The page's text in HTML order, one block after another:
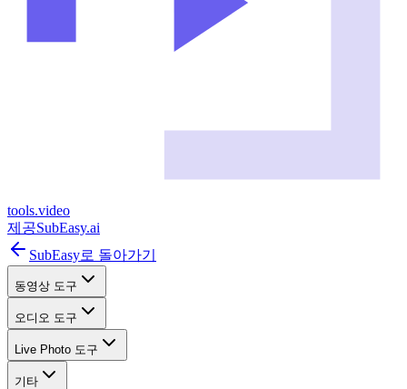
tools.video
제공SubEasy.ai
SubEasy로 돌아가기
동영상 도구
오디오 도구
Live Photo 도구
기타